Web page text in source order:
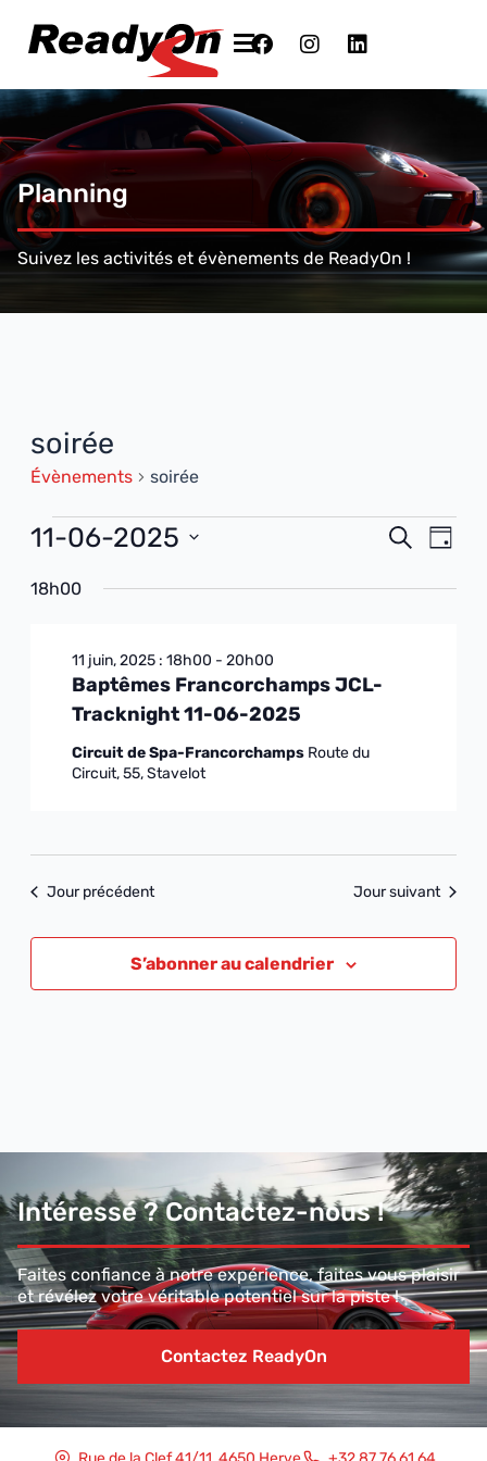
Planning
Suivez les activités et évènements de ReadyOn !
soirée
Évènements soirée
Recherche
vues
Jour
11-06-2025
une
18h00
Baptêmes Francorchamps JCL-
Tracknight 11-06-2025
11 juin, 2025 : 18h00 - 20h00
Circuit de Spa-Francorchamps Route du
Circuit, 55, Stavelot
Jour précédent Jour suivant
S’abonner au calendrier
Intéressé ? Contactez-nous !
Faites confiance à notre expérience, faites vous plaisir
et révélez votre véritable potentiel sur la piste !
Contactez ReadyOn